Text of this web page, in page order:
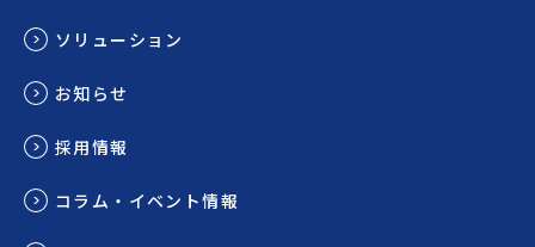
ソリューション
お知らせ
採用情報
コラム・イベント情報